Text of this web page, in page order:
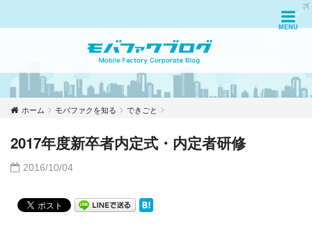
ホーム モバファクを知る できごと
2017年度新卒者内定式・内定者研修
2016/10/04